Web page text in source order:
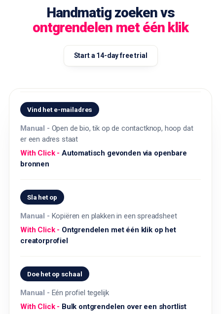
Handmatig zoeken vs
ontgrendelen met één klik
Start a 14-day free trial
Vind het e-mailadres
Open de bio, tik op de contactknop, hoop dat
er een adres staat
Automatisch gevonden via openbare
bronnen
Sla het op
Kopiëren en plakken in een spreadsheet
Ontgrendelen met één klik op het
creatorprofiel
Doe het op schaal
Eén profiel tegelijk
Bulk ontgrendelen over een shortlist